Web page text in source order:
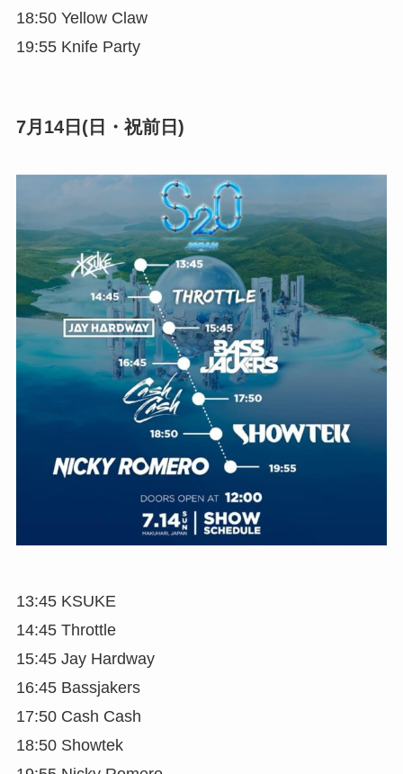
18:50 Yellow Claw
19:55 Knife Party
7月14日(日・祝前日)
13:45 KSUKE
14:45 Throttle
15:45 Jay Hardway
16:45 Bassjakers
17:50 Cash Cash
18:50 Showtek